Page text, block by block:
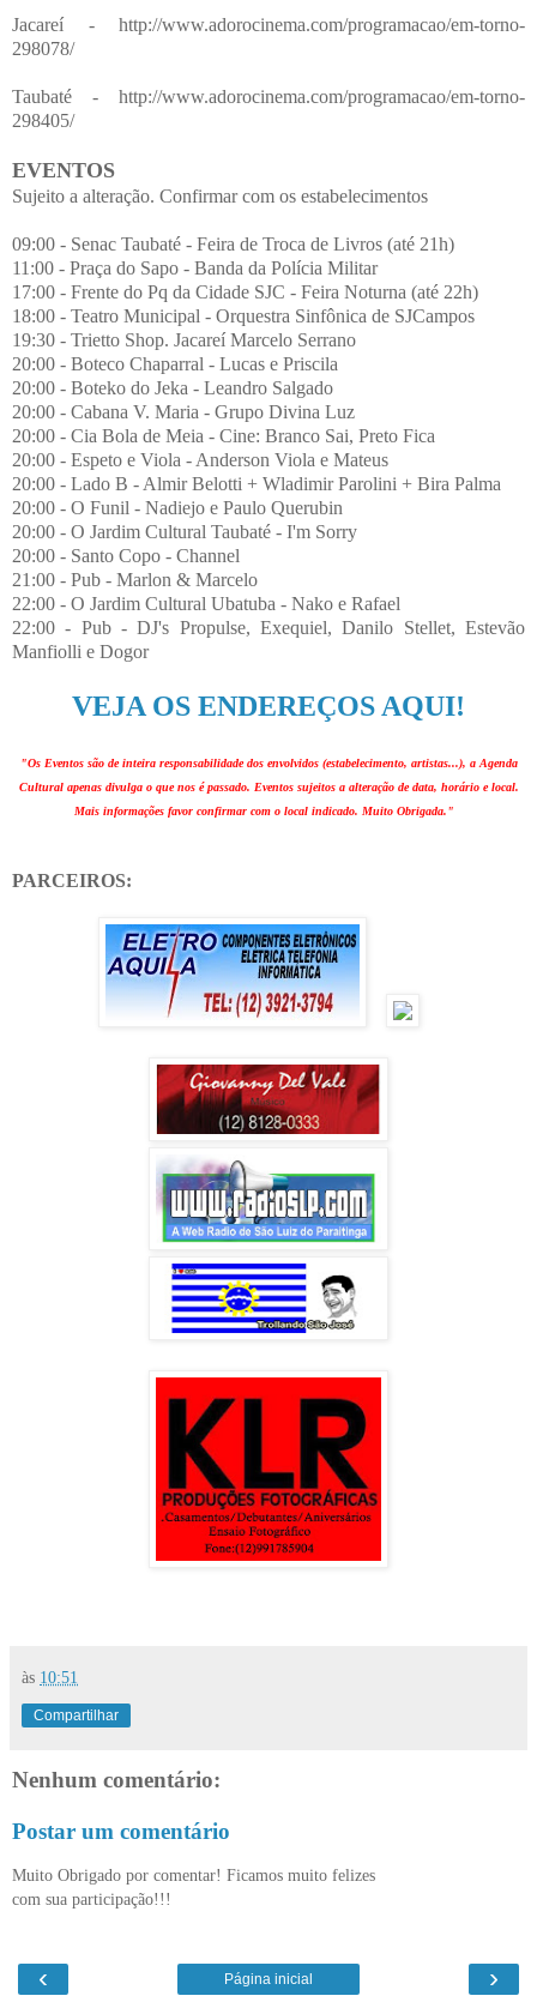
Jacareí - http://www.adorocinema.com/programacao/em-torno-
298078/
Taubaté - http://www.adorocinema.com/programacao/em-torno-
298405/
EVENTOS
Sujeito a alteração. Confirmar com os estabelecimentos
09:00 - Senac Taubaté - Feira de Troca de Livros (até 21h)
11:00 - Praça do Sapo - Banda da Polícia Militar
17:00 - Frente do Pq da Cidade SJC - Feira Noturna (até 22h)
18:00 - Teatro Municipal - Orquestra Sinfônica de SJCampos
19:30 - Trietto Shop. Jacareí Marcelo Serrano
20:00 - Boteco Chaparral - Lucas e Priscila
20:00 - Boteko do Jeka - Leandro Salgado
20:00 - Cabana V. Maria - Grupo Divina Luz
20:00 - Cia Bola de Meia - Cine: Branco Sai, Preto Fica
20:00 - Espeto e Viola - Anderson Viola e Mateus
20:00 - Lado B - Almir Belotti + Wladimir Parolini + Bira Palma
20:00 - O Funil - Nadiejo e Paulo Querubin
20:00 - O Jardim Cultural Taubaté - I'm Sorry
20:00 - Santo Copo - Channel
21:00 - Pub - Marlon & Marcelo
22:00 - O Jardim Cultural Ubatuba - Nako e Rafael
22:00 - Pub - DJ's Propulse, Exequiel, Danilo Stellet, Estevão
Manfiolli e Dogor
VEJA OS ENDEREÇOS AQUI!
"Os Eventos são de inteira responsabilidade dos envolvidos (estabelecimento, artistas...), a Agenda
Cultural apenas divulga o que nos é passado. Eventos sujeitos a alteração de data, horário e local.
Mais informações favor confirmar com o local indicado. Muito Obrigada."
PARCEIROS:
às 10:51
Compartilhar
Nenhum comentário:
Postar um comentário
Muito Obrigado por comentar! Ficamos muito felizes
com sua participação!!!
‹ ›
Página inicial